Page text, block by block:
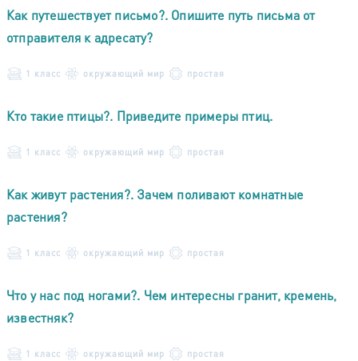
Как путешествует письмо?. Опишите путь письма от
отправителя к адресату?
1 класс окружающий мир простая
Кто такие птицы?. Приведите примеры птиц.
1 класс окружающий мир простая
Как живут растения?. Зачем поливают комнатные
растения?
1 класс окружающий мир простая
Что у нас под ногами?. Чем интересны гранит, кремень,
известняк?
1 класс окружающий мир простая